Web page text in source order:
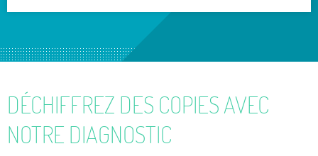
DÉCHIFFREZ DES COPIES AVEC
NOTRE DIAGNOSTIC